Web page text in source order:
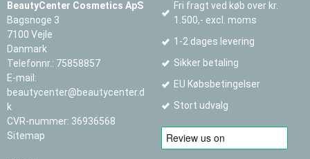
BeautyCenter Cosmetics ApS
Bagsnoge 3
7100 Vejle
Danmark
Telefonnr.: 75858857
E-mail :
beautycenter@beautycenter.d
k
CVR-nummer: 36936568
Sitemap
Fri fragt ved køb over kr.
1.500,- excl. moms
1-2 dages levering
Sikker betaling
EU Købsbetingelser
Stort udvalg